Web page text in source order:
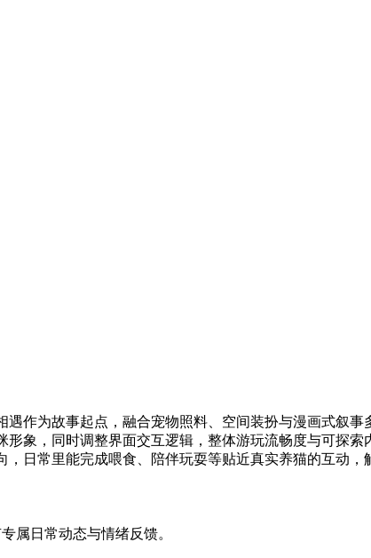
作为故事起点，融合宠物照料、空间装扮与漫画式叙
象，同时调整界面交互逻辑，整体游玩流畅度与可探
日常里能完成喂食、陪伴玩耍等贴近真实养猫的互动，
属日常动态与情绪反馈。